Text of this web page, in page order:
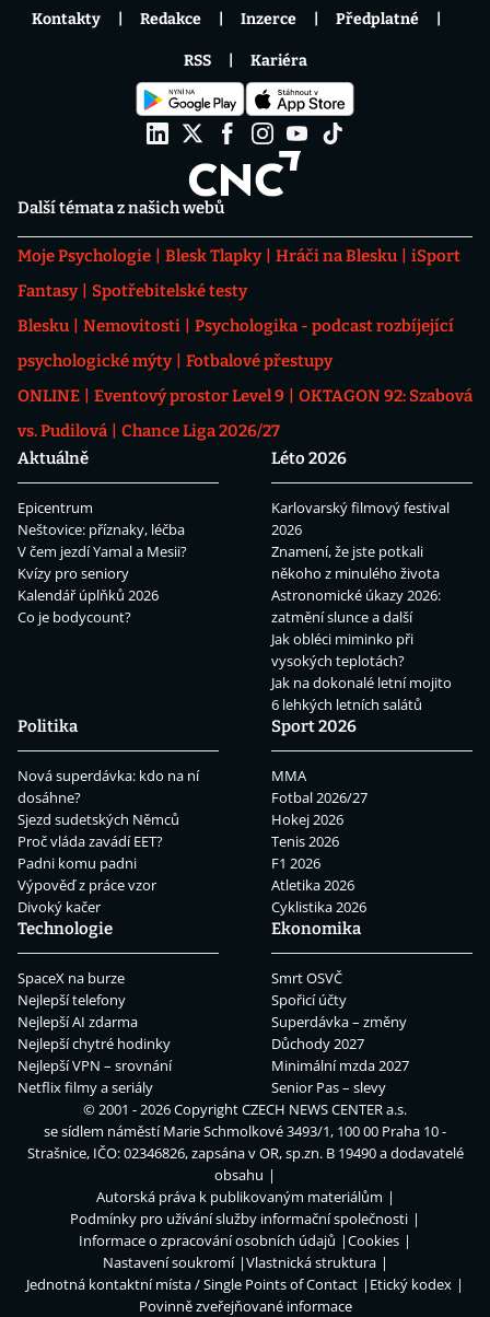
Další témata z našich webů
Moje Psychologie Blesk Tlapky Hráči na Blesku
iSport
Fantasy
Spotřebitelské testy
Blesku
Nemovitosti
Psychologika - podcast rozbíjející
psychologické mýty
Fotbalové přestupy
ONLINE
Eventový prostor Level 9
OKTAGON 92: Szabová
vs. Pudilová
Chance Liga 2026/27
Aktuálně
Epicentrum
Neštovice: příznaky, léčba
V čem jezdí Yamal a Mesii?
Kvízy pro seniory
Kalendář úplňků 2026
Co je bodycount?
Léto 2026
Karlovarský filmový festival
2026
Znamení, že jste potkali
někoho z minulého života
Astronomické úkazy 2026:
zatmění slunce a další
Jak obléci miminko při
vysokých teplotách?
Jak na dokonalé letní mojito
6 lehkých letních salátů
Politika
Nová superdávka: kdo na ní
dosáhne?
Sjezd sudetských Němců
Proč vláda zavádí EET?
Padni komu padni
Výpověď z práce vzor
Divoký kačer
Sport 2026
MMA
Fotbal 2026/27
Hokej 2026
Tenis 2026
F1 2026
Atletika 2026
Cyklistika 2026
Technologie
SpaceX na burze
Nejlepší telefony
Nejlepší AI zdarma
Nejlepší chytré hodinky
Nejlepší VPN – srovnání
Netflix filmy a seriály
Ekonomika
Smrt OSVČ
Spořicí účty
Superdávka – změny
Důchody 2027
Minimální mzda 2027
Senior Pas – slevy
Kontakty Redakce Inzerce Předplatné
RSS Kariéra
© 2001 - 2026 CopyrightCZECH NEWS CENTER a.s.
se sídlem náměstí Marie Schmolkové 3493/1, 100 00 Praha 10 -
Strašnice, IČO: 02346826, zapsána v OR, sp.zn. B 19490 a dodavatelé
obsahu
Autorská práva k publikovaným materiálům
Podmínky pro užívání služby informační společnosti
Informace o zpracování osobních údajů
Cookies
Nastavení soukromí
Vlastnická struktura
Jednotná kontaktní místa / Single Points of Contact
Etický kodex
Povinně zveřejňované informace